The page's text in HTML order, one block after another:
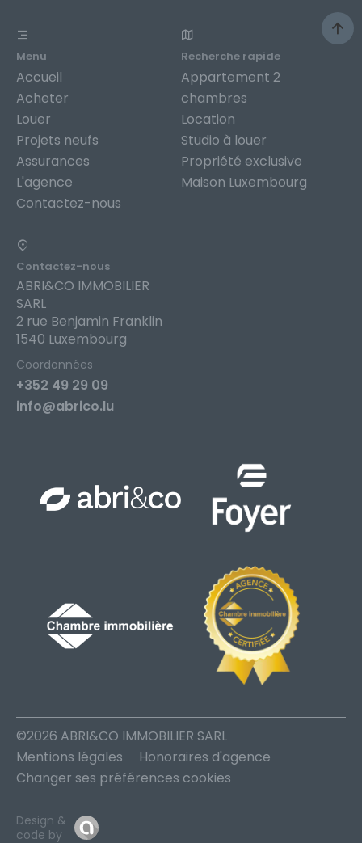
Menu
Accueil
Acheter
Louer
Projets neufs
Assurances
L'agence
Contactez-nous
Recherche rapide
Appartement 2
chambres
Location
Studio à louer
Propriété exclusive
Maison Luxembourg
Contactez-nous
ABRI&CO IMMOBILIER
SARL
2 rue Benjamin Franklin
1540 Luxembourg
Coordonnées
+352 49 29 09
info@abrico.lu
©2026 ABRI&CO IMMOBILIER SARL
Mentions légales
Honoraires d'agence
Changer ses préférences cookies
Design &
code by